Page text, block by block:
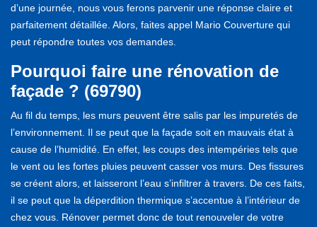
d’une journée, nous vous ferons parvenir une réponse claire et
parfaitement détaillée. Alors, faites appel Mario Couverture qui
peut répondre toutes vos demandes.
Pourquoi faire une rénovation de
façade ? (69790)
Au fil du temps, les murs peuvent être salis par les impuretés de
l’environnement. Il se peut que la façade soit en mauvais état à
cause de l’humidité. En effet, les coups des intempéries tels que
le vent ou les fortes pluies peuvent casser vos murs. Des fissures
se créent alors, et laisseront l’eau s’infiltrer à travers. De ces faits,
il se peut que la déperdition thermique s’accentue à l’intérieur de
chez vous. Rénover permet donc de tout renouveler de votre